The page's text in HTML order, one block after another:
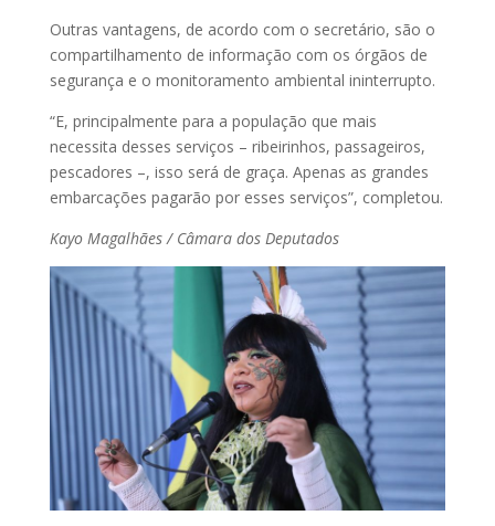
Outras vantagens, de acordo com o secretário, são o
compartilhamento de informação com os órgãos de
segurança e o monitoramento ambiental ininterrupto.
“E, principalmente para a população que mais
necessita desses serviços – ribeirinhos, passageiros,
pescadores –, isso será de graça. Apenas as grandes
embarcações pagarão por esses serviços”, completou.
Kayo Magalhães / Câmara dos Deputados